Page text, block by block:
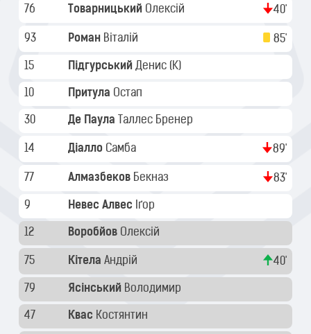
76 Товарницький Олексій 40'
93 Роман Віталій 85'
15 Підгурський Денис (K)
10 Притула Остап
30 Де Паула Таллес Бренер
14 Діалло Самба 89'
77 Алмазбеков Бекназ 83'
9 Невес Алвес Іґор
12 Воробйов Олексій
75 Кітела Андрій 40'
79 Ясінський Володимир
47 Квас Костянтин